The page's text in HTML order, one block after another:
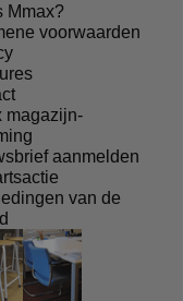
Mmax?
voorwaarden
magazijn-
aanmelden
van de